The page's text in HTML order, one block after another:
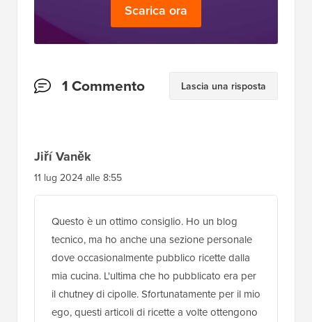
Scarica ora
Interazioni
1 Commento Lascia una risposta
Jiří Vaněk
11 lug 2024 alle 8:55
Questo è un ottimo consiglio. Ho un blog
tecnico, ma ho anche una sezione personale
dove occasionalmente pubblico ricette dalla
mia cucina. L'ultima che ho pubblicato era per
il chutney di cipolle. Sfortunatamente per il mio
ego, questi articoli di ricette a volte ottengono